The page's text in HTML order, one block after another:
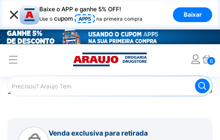
× Baixe o APP e ganhe 5% OFF!
Use o cupom APP5 na primeira compra
Baixar
0
Araujo Medicamentos Remédio para Sistema Nervoso
Venda exclusiva para retirada